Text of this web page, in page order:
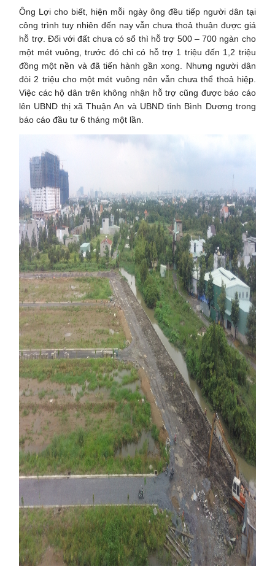
Ông Lợi cho biết, hiện mỗi ngày ông đều tiếp người dân tại
công trình tuy nhiên đến nay vẫn chưa thoả thuận được giá
hỗ trợ. Đối với đất chưa có sổ thì hỗ trợ 500 – 700 ngàn cho
một mét vuông, trước đó chỉ có hỗ trợ 1 triệu đến 1,2 triệu
đồng một nền và đã tiến hành gần xong. Nhưng người dân
đòi 2 triệu cho một mét vuông nên vẫn chưa thể thoả hiệp.
Việc các hộ dân trên không nhận hỗ trợ cũng được báo cáo
lên UBND thị xã Thuận An và UBND tỉnh Bình Dương trong
báo cáo đầu tư 6 tháng một lần.